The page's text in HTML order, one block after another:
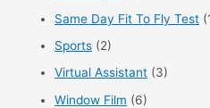
Same Day Fit To Fly Test
Sports (2)
Virtual Assistant (3)
Window Film (6)